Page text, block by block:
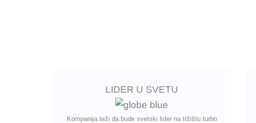
LIDER U SVETU
Kompanija teži da bude svetski lider na tržištu turbo